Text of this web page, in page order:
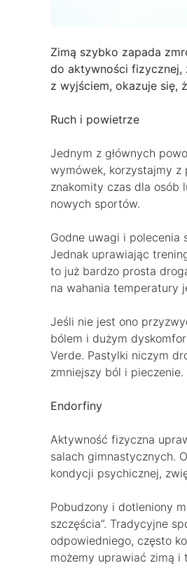
Zimą szybko zapada
do aktywności fizycznej,
z wyjściem, okazuje się,
Ruch i powietrze
Jednym z głównych
wymówek, korzystajmy z
znakomity czas dla osób
nowych sportów.
Godne uwagi i polecenia
Jednak uprawiając
to już bardzo prosta
na wahania temperatury
Jeśli nie jest ono
bólem i dużym
Verde. Pastylki niczym
zmniejszy ból i pieczenie.
Endorfiny
Aktywność fizyczna
salach gimnastycznych.
kondycji psychicznej,
Pobudzony i dotleniony
szczęścia”. Tradycyjne
odpowiedniego, często
możemy uprawiać zimą i